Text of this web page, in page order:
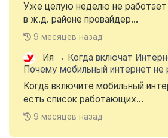
Уже целую неделю не работает
в ж.д. районе провайдер...
9 месяцев назад
Ия → Когда включат
Почему мобильный интернет не
Когда включите мобильный
есть список работающих...
9 месяцев назад